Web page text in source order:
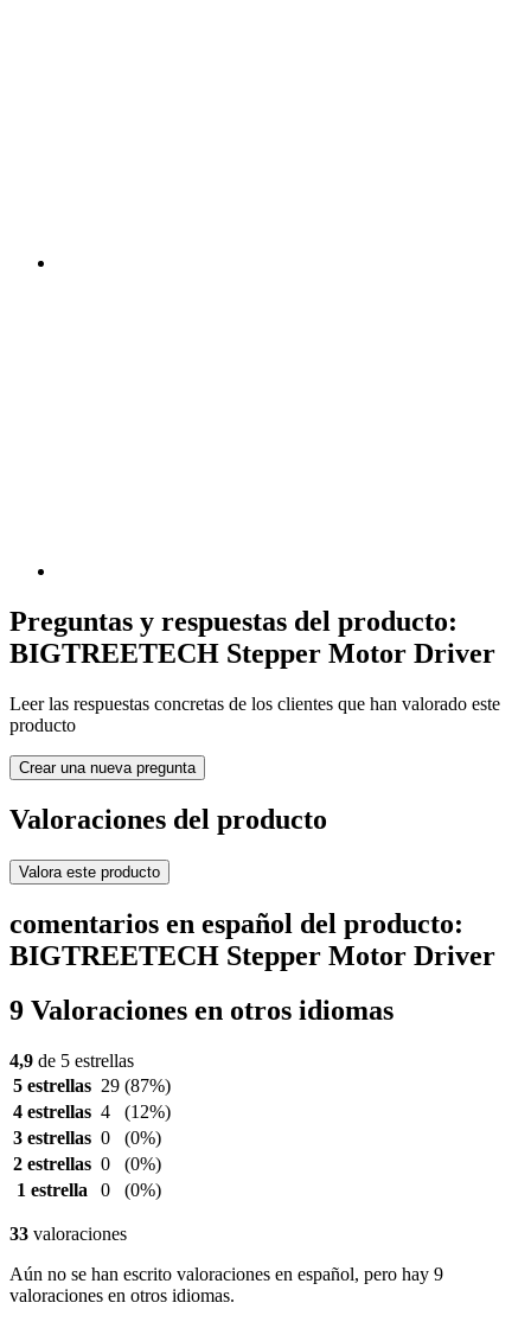
Preguntas y respuestas del producto:
BIGTREETECH Stepper Motor Driver
Leer las respuestas concretas de los clientes que han valorado este
producto
Crear una nueva pregunta
Valoraciones del producto
Valora este producto
comentarios en español del producto:
BIGTREETECH Stepper Motor Driver
9 Valoraciones en otros idiomas
4,9 de 5 estrellas
5 estrellas 29 (87%)
4 estrellas 4
(12%)
3 estrellas 0
(0%)
2 estrellas 0
(0%)
1 estrella
0 (0%)
33 valoraciones
Aún no se han escrito valoraciones en español, pero hay 9
valoraciones en otros idiomas.